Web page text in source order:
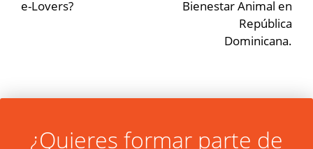
e-Lovers?
Bienestar Animal en
República
Dominicana.
¿Quieres formar parte de